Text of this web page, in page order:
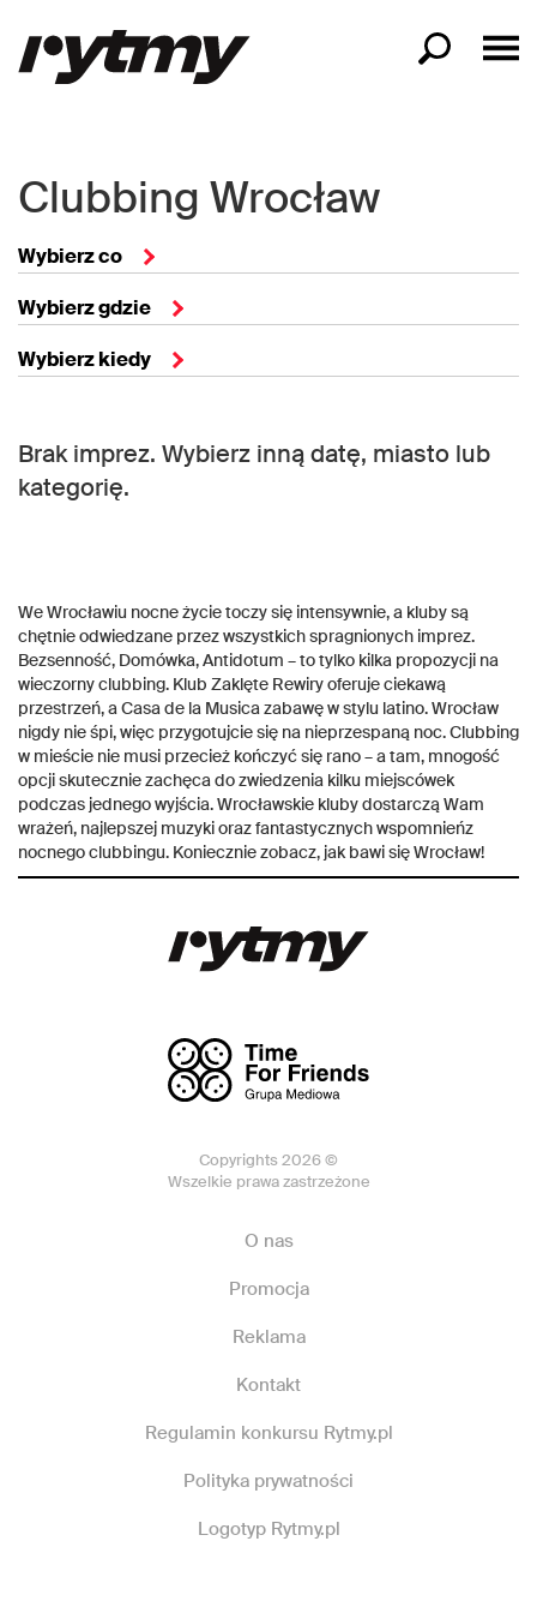
Clubbing Wrocław
Wybierz co
Wybierz gdzie
Wybierz kiedy
Brak imprez. Wybierz inną datę, miasto lub
kategorię.
We Wrocławiu nocne życie toczy się intensywnie, a kluby są
chętnie odwiedzane przez wszystkich spragnionych imprez.
Bezsenność, Domówka, Antidotum – to tylko kilka propozycji na
wieczorny clubbing. Klub Zaklęte Rewiry oferuje ciekawą
przestrzeń, a Casa de la Musica zabawę w stylu latino. Wrocław
nigdy nie śpi, więc przygotujcie się na nieprzespaną noc. Clubbing
w mieście nie musi przecież kończyć się rano – a tam, mnogość
opcji skutecznie zachęca do zwiedzenia kilku miejscówek
podczas jednego wyjścia. Wrocławskie kluby dostarczą Wam
wrażeń, najlepszej muzyki oraz fantastycznych wspomnieńz
nocnego clubbingu. Koniecznie zobacz, jak bawi się Wrocław!
Copyrights 2026 ©
Wszelkie prawa zastrzeżone
O nas
Promocja
Reklama
Kontakt
Regulamin konkursu Rytmy.pl
Polityka prywatności
Logotyp Rytmy.pl